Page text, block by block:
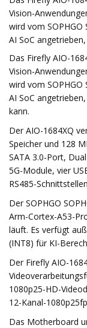
Vision-
wird vom SOPHGO
AI SoC
Das Firefly AIO-
Vision-
wird vom SOPHGO
AI SoC
kann.
Der AIO-1684XQ
Speicher und 128
SATA 3.0-Port,
5G-Module, vier
RS485-
Der SOPHGO
Arm-Cortex-A53-
läuft. Es verfügt
(INT8) für KI-
Der Firefly AIO-
1080p25-HD-
12-Kanal-
Das Motherboard